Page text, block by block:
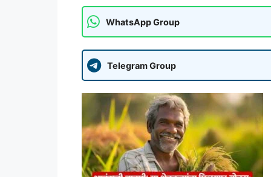
WhatsApp Group
Telegram Group